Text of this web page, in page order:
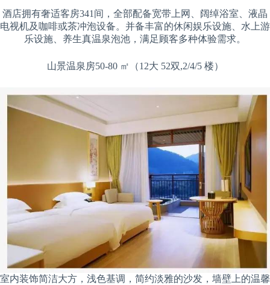
酒店拥有奢适客房341间，全部配备宽带上网、阔绰浴室、液晶
电视机及咖啡或茶冲泡设备。并备丰富的休闲娱乐设施、水上游
乐设施、养生真温泉泡池，满足顾客多种体验需求。
山景温泉房50-80 ㎡（12大 52双,2/4/5 楼）
室内装饰简洁大方，浅色基调，简约淡雅的沙发，墙壁上的温馨